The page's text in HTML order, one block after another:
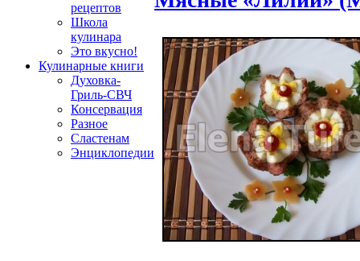
рецептов
Школа
кулинара
Это вкусно!
Кулинарные книги
Духовка-
Гриль-СВЧ
Консервация
Разное
Сластенам
Энциклопедии